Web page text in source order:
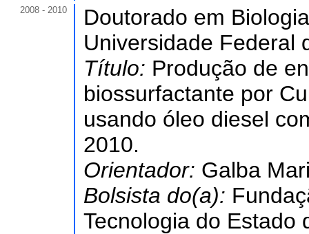
2008 - 2010
Doutorado em
Universidade Federal
Título: Produção de
biossurfactante por
usando óleo diesel
2010.
Orientador: Galba
Bolsista do(a):
Tecnologia do Estado